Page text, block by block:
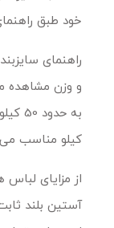
خود طبق
راهنمای
و وزن مشاهده
کیلو مناسب
از مزایای
آستین بلند